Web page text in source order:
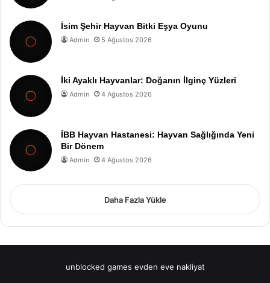
İsim Şehir Hayvan Bitki Eşya Oyunu
Admin 5 Ağustos 2026
İki Ayaklı Hayvanlar: Doğanın İlginç Yüzleri
Admin 4 Ağustos 2026
İBB Hayvan Hastanesi: Hayvan Sağlığında Yeni
Bir Dönem
Admin 4 Ağustos 2026
Daha Fazla Yükle
unblocked games evden eve nakliyat